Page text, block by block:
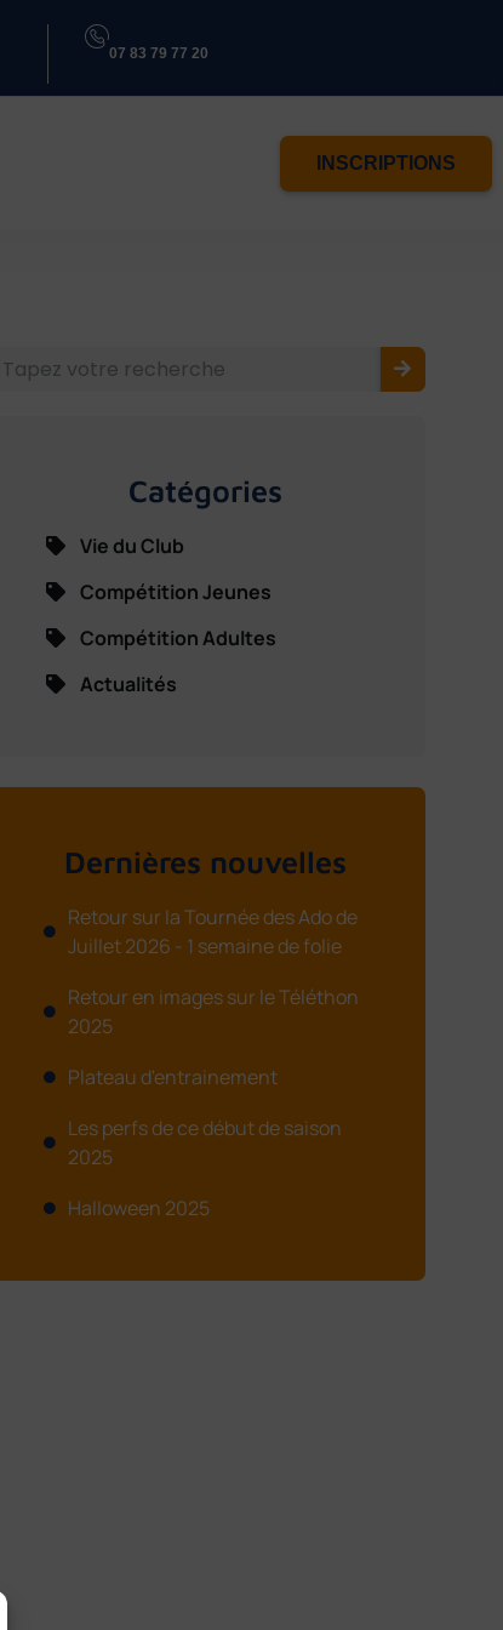
07 83 79 77 20
INSCRIPTIONS
Catégories
Vie du Club
Compétition Jeunes
Compétition Adultes
Actualités
Dernières nouvelles
Retour sur la Tournée des Ado de
Juillet 2026 - 1 semaine de folie
Retour en images sur le Téléthon
2025
Plateau d'entrainement
Les perfs de ce début de saison
2025
Halloween 2025